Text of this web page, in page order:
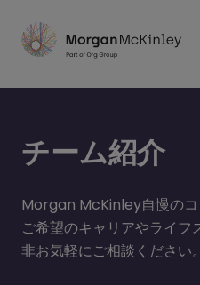
チーム紹介
Morgan McKinley自慢のコ
ご希望のキャリアやライフ
非お気軽にご相談ください。